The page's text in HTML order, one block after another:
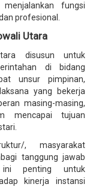
fungsi
profesional.
Utara
disusun untuk
di bidang
unsur pimpinan,
yang bekerja
masing-masing,
mencapai tujuan
, masyarakat
tanggung jawab
ini penting untuk
kinerja instansi